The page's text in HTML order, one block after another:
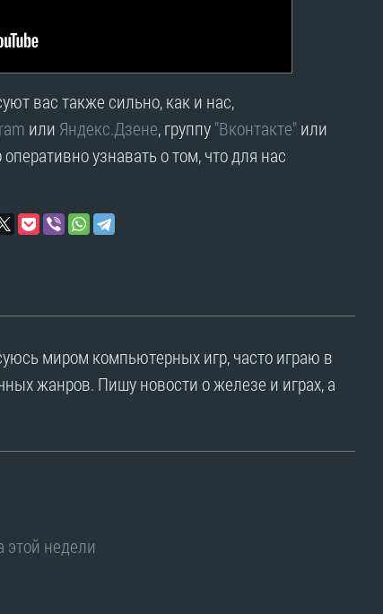
вас также сильно, как и нас,
или Яндекс.Дзене, группу"Вконтакте"или
узнавать о том, что для нас
миром компьютерных игр, часто играю в
жанров. Пишу новости о железе и играх, а
этой недели